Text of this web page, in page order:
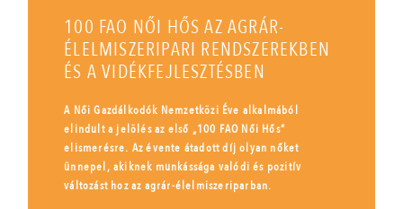
100 FAO NŐI HŐS AZ AGRÁR-
ÉLELMISZERIPARI RENDSZEREKBEN
ÉS A VIDÉKFEJLESZTÉSBEN
A Női Gazdálkodók Nemzetközi Éve alkalmából
elindult a jelölés az első „100 FAO Női Hős”
elismerésre. Az évente átadott díj olyan nőket
ünnepel, akiknek munkássága valódi és pozitív
változást hoz az agrár-élelmiszeriparban.